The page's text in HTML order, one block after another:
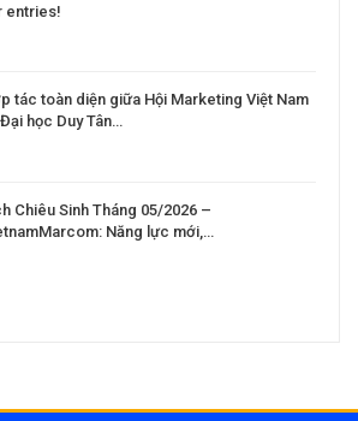
entries!
tác toàn diện giữa Hội Marketing Việt Nam
học Duy Tân…
Chiêu Sinh Tháng 05/2026 –
Năng lực mới,…